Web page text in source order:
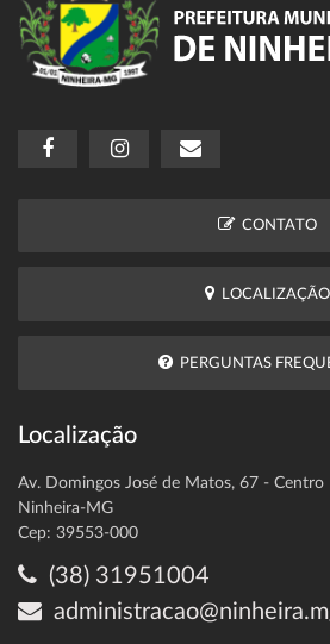
CONTATO
LOCALIZAÇÃO
PERGUNTAS
Localização
Av. Domingos José de Matos, 67 - Centro
Ninheira-MG
Cep: 39553-000
(38) 31951004